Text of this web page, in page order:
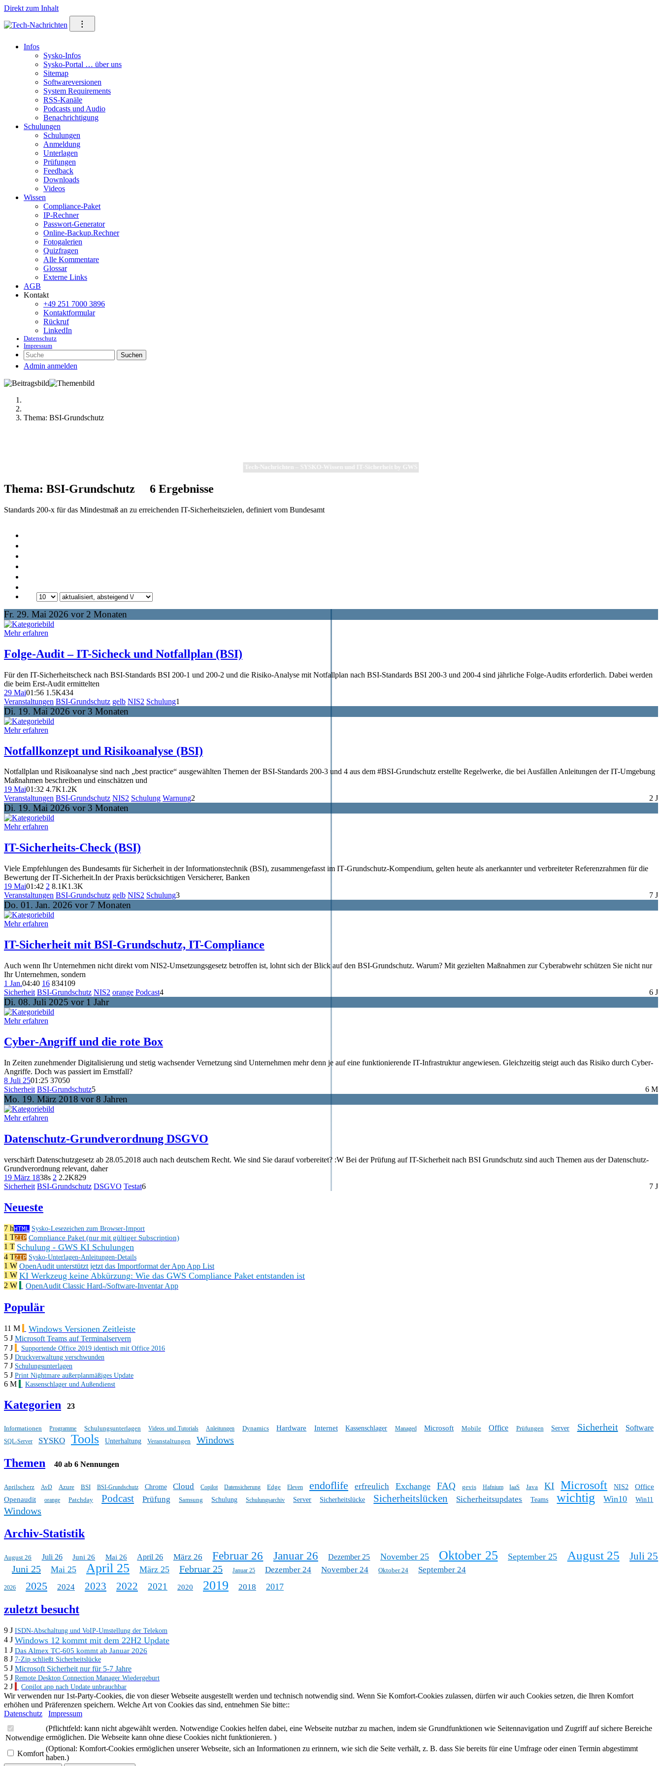
Direkt zum Inhalt
⁝
Infos
Sysko-Infos
Sysko-Portal … über uns
Sitemap
Softwareversionen
System Requirements
RSS-Kanäle
Podcasts und Audio
Benachrichtigung
Schulungen
Schulungen
Anmeldung
Unterlagen
Prüfungen
Feedback
Downloads
Videos
Wissen
Compliance-Paket
IP-Rechner
Passwort-Generator
Online-Backup.Rechner
Fotogalerien
Quizfragen
Alle Kommentare
Glossar
Externe Links
AGB
Kontakt
+49 251 7000 3896
Kontaktformular
Rückruf
LinkedIn
Datenschutz
Impressum
Suchen
Admin anmelden
Thema: BSI-Grundschutz
Tech-Nachrichten – SYSKO-Wissen und IT-Sicherheit by GWS
Thema: BSI-Grundschutz 6 Ergebnisse
Standards 200-x für das Mindestmaß an zu erreichenden IT-Sicherheitszielen, definiert vom Bundesamt
Fr. 29. Mai 2026 vor 2 Monaten
Mehr erfahren
Folge-Audit – IT-Sicheck und Notfallplan (BSI)
Für den IT-Sicherheitscheck nach BSI-Standards BSI 200-1 und 200-2 und die Risiko-Analyse mit Notfallplan nach BSI-Standards BSI 200-3 und 200-4 sind jährliche Folge-Audits erforderlich. Dabei werden
die beim Erst-Audit ermittelten
29 Mai01:56 1.5K434
Veranstaltungen BSI-Grundschutz gelb NIS2 Schulung1
Di. 19. Mai 2026 vor 3 Monaten
Mehr erfahren
Notfallkonzept und Risikoanalyse (BSI)
Notfallplan und Risikoanalyse sind nach „best practice“ ausgewählten Themen der BSI-Standards 200-3 und 4 aus dem #BSI-Grundschutz erstellte Regelwerke, die bei Ausfällen Anleitungen der IT-Umgebung
Maßnahmen beschreiben und einschätzen und
19 Mai01:32 4.7K1.2K
Veranstaltungen BSI-Grundschutz NIS2 Schulung Warnung2 2 J
Di. 19. Mai 2026 vor 3 Monaten
Mehr erfahren
IT-Sicherheits-Check (BSI)
Viele Empfehlungen des Bundesamts für Sicherheit in der Informationstechnik (BSI), zusammengefasst im IT‑Grundschutz‑Kompendium, gelten heute als anerkannter und verbreiteter Referenzrahmen für die
Bewertung der IT‑Sicherheit.In der Praxis berücksichtigen Versicherer, Banken
19 Mai01:42 2 8.1K1.3K
Veranstaltungen BSI-Grundschutz gelb NIS2 Schulung3 7 J
Do. 01. Jan. 2026 vor 7 Monaten
Mehr erfahren
IT-Sicherheit mit BSI-Grundschutz, IT-Compliance
Auch wenn Ihr Unternehmen nicht direkt vom NIS2-Umsetzungsgesetz betroffen ist, lohnt sich der Blick auf den BSI-Grundschutz. Warum? Mit gezielten Maßnahmen zur Cyberabwehr schützen Sie nicht nur
Ihr Unternehmen, sondern
1 Jan.04:40 16 834109
Sicherheit BSI-Grundschutz NIS2 orange Podcast4 6 J
Di. 08. Juli 2025 vor 1 Jahr
Mehr erfahren
Cyber-Angriff und die rote Box
In Zeiten zunehmender Digitalisierung und stetig wachsender Vernetzung sind Unternehmen mehr denn je auf eine funktionierende IT-Infrastruktur angewiesen. Gleichzeitig steigt auch das Risiko durch Cyber-
Angriffe. Doch was passiert im Ernstfall?
8 Juli 2501:25 37050
Sicherheit BSI-Grundschutz5 6 M
Mo. 19. März 2018 vor 8 Jahren
Mehr erfahren
Datenschutz-Grundverordnung DSGVO
verschärft Datenschutzgesetz ab 28.05.2018 auch nach deutschem Recht. Wie sind Sie darauf vorbereitet? :W Bei der Prüfung auf IT-Sicherheit nach BSI Grundschutz sind auch Themen aus der Datenschutz-
Grundverordnung relevant, daher
19 März 1838s 2 2.2K829
Sicherheit BSI-Grundschutz DSGVO Testat6 7 J
Neueste
7 hHTML Sysko-Lesezeichen zum Browser-Import
1 TZIP Compliance Paket (nur mit gültiger Subscription)
1 T Schulung - GWS KI Schulungen
4 TZIP Sysko-Unterlagen-Anleitungen-Details
1 W OpenAudit unterstützt jetzt das Importformat der App App List
1 W KI Werkzeug keine Abkürzung: Wie das GWS Compliance Paket entstanden ist
2 W OpenAudit Classic Hard-/Software-Inventar App
Populär
11 M Windows Versionen Zeitleiste
5 J Microsoft Teams auf Terminalservern
7 J
Supportende Office 2019 identisch mit Office 2016
5 J Druckverwaltung verschwunden
7 J Schulungsunterlagen
5 J Print Nightmare außerplanmäßiges Update
6 M Kassenschlager und Außendienst
Kategorien 23
Informationen Programme Schulungsunterlagen Videos und Tutorials Anleitungen Dynamics Hardware Internet Kassenschlager Managed Microsoft Mobile Office Prüfungen Server Sicherheit Software
SQL-Server SYSKO Tools Unterhaltung Veranstaltungen Windows
Themen 40 ab 6 Nennungen
Aprilscherz AvD Azure BSI BSI-Grundschutz Chrome Cloud Copilot Datensicherung Edge Eleven endoflife erfreulich Exchange FAQ gevis Hafnium IaaS Java KI Microsoft NIS2
Office
Openaudit
orange Patchday Podcast Prüfung Samsung Schulung Schulungsarchiv Server Sicherheitslücke Sicherheitslücken Sicherheitsupdates Teams wichtig Win10 Win11
Windows
Archiv-Statistik
August 26 Juli 26 Juni 26 Mai 26 April 26 März 26 Februar 26 Januar 26 Dezember 25 November 25 Oktober 25 September 25 August 25 Juli 25
Juni 25 Mai 25 April 25 März 25 Februar 25 Januar 25 Dezember 24 November 24 Oktober 24 September 24
2026 2025 2024 2023 2022 2021 2020 2019 2018 2017
zuletzt besucht
9 J ISDN-Abschaltung und VoIP-Umstellung der Telekom
4 J Windows 12 kommt mit dem 22H2 Update
1 J Das Almex TC-605 kommt ab Januar 2026
8 J 7-Zip schließt Sicherheitslücke
5 J Microsoft Sicherheit nur für 5-7 Jahre
5 J Remote Desktop Connection Manager Wiedergeburt
2 J Copilot app nach Update unbrauchbar
Wir verwenden nur 1st-Party-Cookies, die von dieser Webseite ausgestellt werden und technisch notwendig sind. Wenn Sie Komfort-Cookies zulassen, dürfen wir auch Cookies setzen, die Ihren Komfort
erhöhen und Präferenzen speichern. Welche Art von Cookies das sind, entnehmen Sie bitte::
Datenschutz
Impressum
Notwendige
(Pflichtfeld: kann nicht abgewählt werden. Notwendige Cookies helfen dabei, eine Webseite nutzbar zu machen, indem sie Grundfunktionen wie Seitennavigation und Zugriff auf sichere Bereiche
ermöglichen. Die Webseite kann ohne diese Cookies nicht funktionieren. )
Komfort
(Optional: Komfort-Cookies ermöglichen unserer Webseite, sich an Informationen zu erinnern, wie sich die Seite verhält, z. B. dass Sie bereits für eine Umfrage oder einen Termin abgestimmt
haben.)